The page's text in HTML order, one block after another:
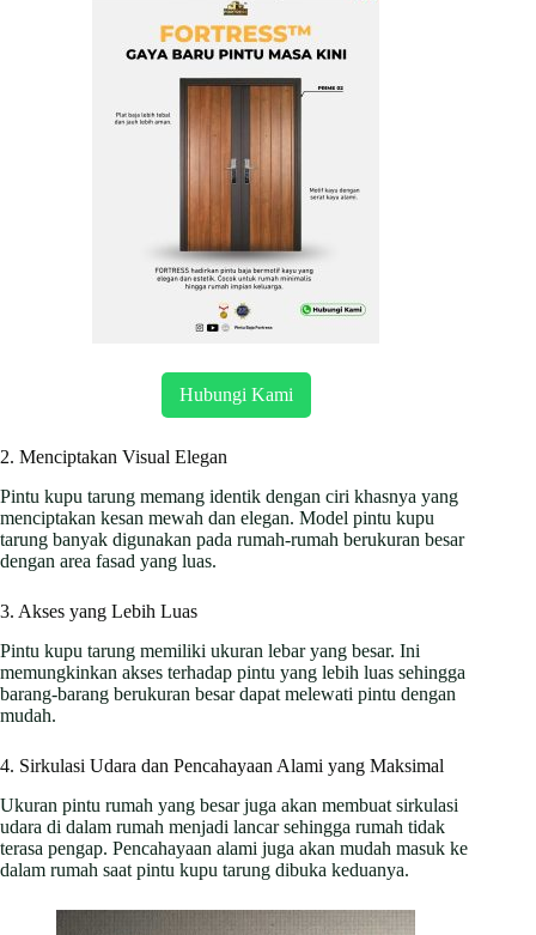
Hubungi Kami
2. Menciptakan Visual Elegan
Pintu kupu tarung memang identik dengan ciri khasnya yang
menciptakan kesan mewah dan elegan. Model pintu kupu
tarung banyak digunakan pada rumah-rumah berukuran besar
dengan area fasad yang luas.
3. Akses yang Lebih Luas
Pintu kupu tarung memiliki ukuran lebar yang besar. Ini
memungkinkan akses terhadap pintu yang lebih luas sehingga
barang-barang berukuran besar dapat melewati pintu dengan
mudah.
4. Sirkulasi Udara dan Pencahayaan Alami yang Maksimal
Ukuran pintu rumah yang besar juga akan membuat sirkulasi
udara di dalam rumah menjadi lancar sehingga rumah tidak
terasa pengap. Pencahayaan alami juga akan mudah masuk ke
dalam rumah saat pintu kupu tarung dibuka keduanya.